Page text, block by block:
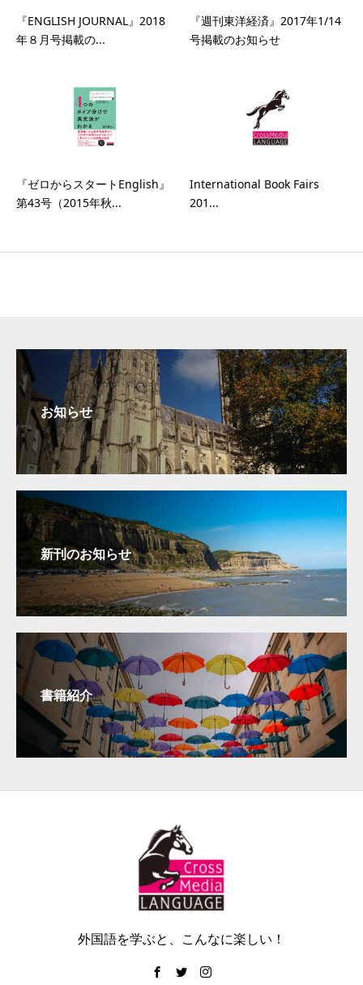
『ENGLISH JOURNAL』2018
年８月号掲載の...
『週刊東洋経済』2017年1/14
号掲載のお知らせ
『ゼロからスタートEnglish』
第43号（2015年秋...
International Book Fairs
201...
お知らせ
新刊のお知らせ
書籍紹介
外国語を学ぶと、こんなに楽しい！